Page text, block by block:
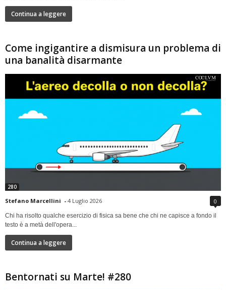
Continua a leggere
Come ingigantire a dismisura un problema di
una banalità disarmante
280
Stefano Marcellini - 4 Luglio 2026 0
Chi ha risolto qualche esercizio di fisica sa bene che chi ne capisce a fondo il
testo è a metà dell'opera...
Continua a leggere
Bentornati su Marte! #280